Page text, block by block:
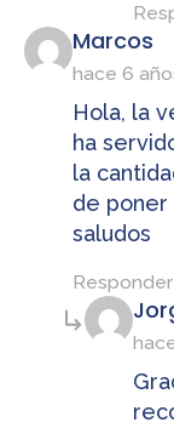
Marcos
hace 6
Hola, la
ha
la
de poner
saludos
Responder